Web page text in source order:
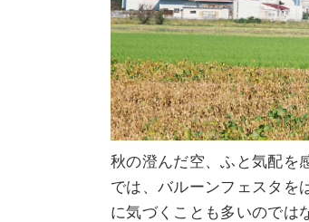
秋の澄んだ空、ふと気配を
では、バルーンフェスタを
に気づくことも多いのでは